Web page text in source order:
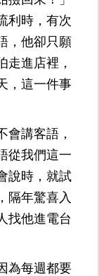
利時，有次
，他卻只願
走進店裡，
，這一件事
會講客語，
從我們這一
說時，就試
隔年驚喜入
找他進電台
為每週都要